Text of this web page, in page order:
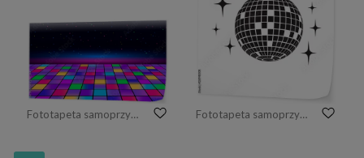
Fototapeta samoprzylepna Banner for printing night disco parties. Retro vintage neon grid dance floor horizon 80s and 90s Fototapeta samoprzylepna Tocz kulę wektor ikona